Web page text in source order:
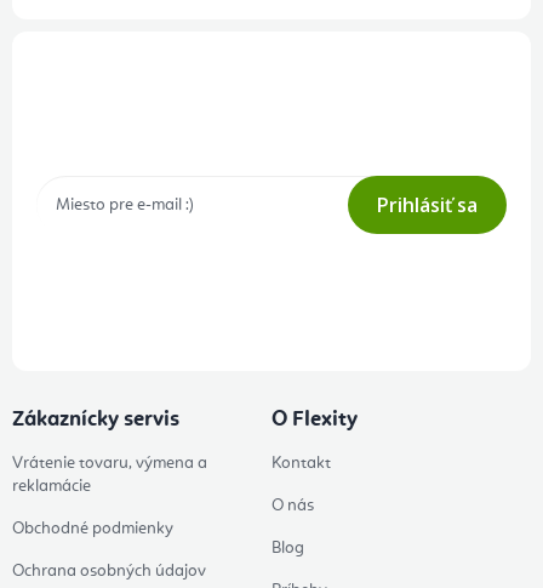
Prihlásiť sa
Zákaznícky servis
Vrátenie tovaru, výmena a
reklamácie
Obchodné podmienky
Ochrana osobných údajov
O Flexity
Kontakt
O nás
Blog